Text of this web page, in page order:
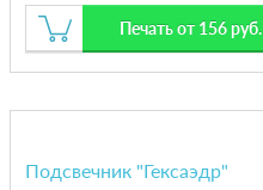
Печать от 156 руб.
Подсвечник "Гексаэдр"